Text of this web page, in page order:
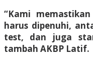
“Kami
harus dipenuhi,
test, dan juga
tambah AKBP Latif.